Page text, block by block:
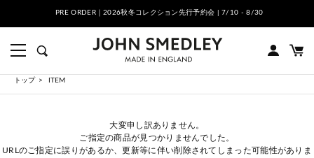
PRE ORDER｜2026秋冬コレクション先行予約会 | 7/10 - 8/30
トップ ITEM
大変申し訳ありません。
ご指定の商品が見つかりませんでした。
URLのご指定に誤りがあるか、更新等に伴い削除されてしまった可能性がありま